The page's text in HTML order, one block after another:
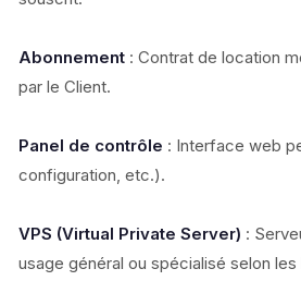
Abonnement: Contrat de location
par le Client.
Panel de contrôle : Interface web
configuration, etc.).
VPS (Virtual Private Server) :
usage général ou spécialisé selon